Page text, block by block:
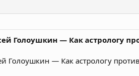
Голоушкин ― Как астрологу